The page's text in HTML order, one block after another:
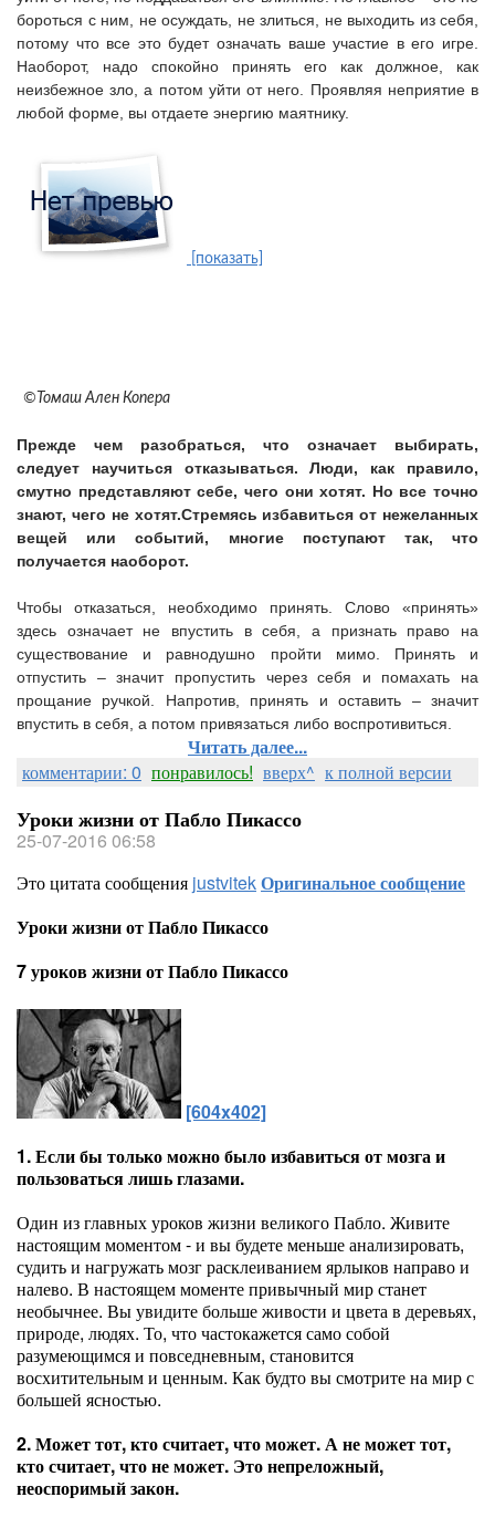
бороться с ним, не осуждать, не злиться, не выходить из себя,
потому что все это будет означать ваше участие в его игре.
Наоборот, надо спокойно принять его как должное, как
неизбежное зло, а потом уйти от него. Проявляя неприятие в
любой форме, вы отдаете энергию маятнику.
[показать]
©Томаш Ален Копера
Прежде чем разобраться, что означает выбирать,
следует научиться отказываться.
Люди, как правило,
смутно представляют себе, чего они хотят. Но все точно
знают, чего не хотят.Стремясь избавиться от нежеланных
вещей или событий, многие поступают так, что
получается наоборот.
Чтобы отказаться, необходимо принять. Слово «принять»
здесь означает не впустить в себя, а признать право на
существование и равнодушно пройти мимо. Принять и
отпустить – значит пропустить через себя и помахать на
прощание ручкой. Напротив, принять и оставить – значит
впустить в себя, а потом привязаться либо воспротивиться.
Читать далее...
комментарии: 0 понравилось! вверх^ к полной версии
Уроки жизни от Пабло Пикассо
25-07-2016 06:58
Это цитата сообщения justvitekОригинальное сообщение
Уроки жизни от Пабло Пикассо
7 уроков жизни от Пабло Пикассо
[604x402]
1. Если бы только можно было избавиться от мозга и
пользоваться лишь глазами.
Один из главных уроков жизни великого Пабло. Живите
настоящим моментом - и вы будете меньше анализировать,
судить и нагружать мозг расклеиванием ярлыков направо и
налево. В настоящем моменте привычный мир станет
необычнее. Вы увидите больше живости и цвета в деревьях,
природе, людях. То, что частокажется само собой
разумеющимся и повседневным, становится
восхитительным и ценным. Как будто вы смотрите на мир с
большей ясностью.
2. Может тот, кто считает, что может. А не может тот,
кто считает, что не может. Это непреложный,
неоспоримый закон.